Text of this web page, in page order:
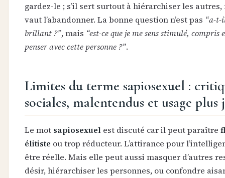
gardez-le ; s’il sert surtout à hiérarchiser les
vaut l’abandonner. La bonne question n’est pas “a-t-
brillant ?”, mais “est-ce que je me sens stimulé, compris
penser avec cette personne ?”.
Limites du terme sapiosexuel :
sociales, malentendus et usage plus
Le mot sapiosexuel est discuté car il peut paraître
élitiste ou trop réducteur. L’attirance pour
être réelle. Mais elle peut aussi masquer d’autres
désir, hiérarchiser les personnes, ou confondre